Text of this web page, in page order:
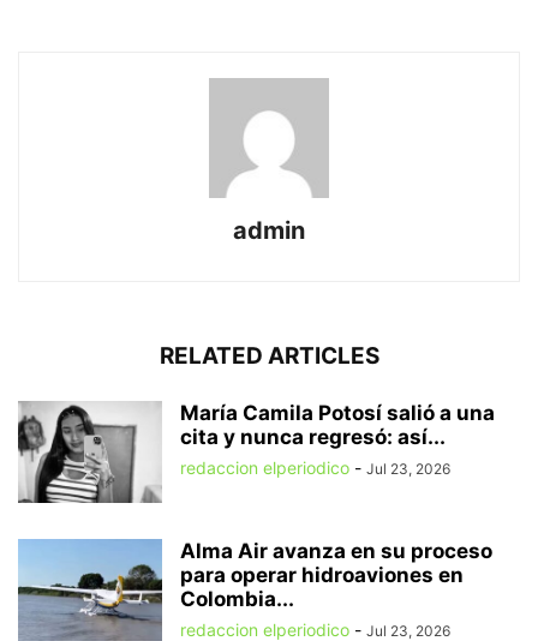
admin
RELATED ARTICLES
María Camila Potosí salió a una
cita y nunca regresó: así...
redaccion elperiodico - Jul 23, 2026
Alma Air avanza en su proceso
para operar hidroaviones en
Colombia...
redaccion elperiodico - Jul 23, 2026